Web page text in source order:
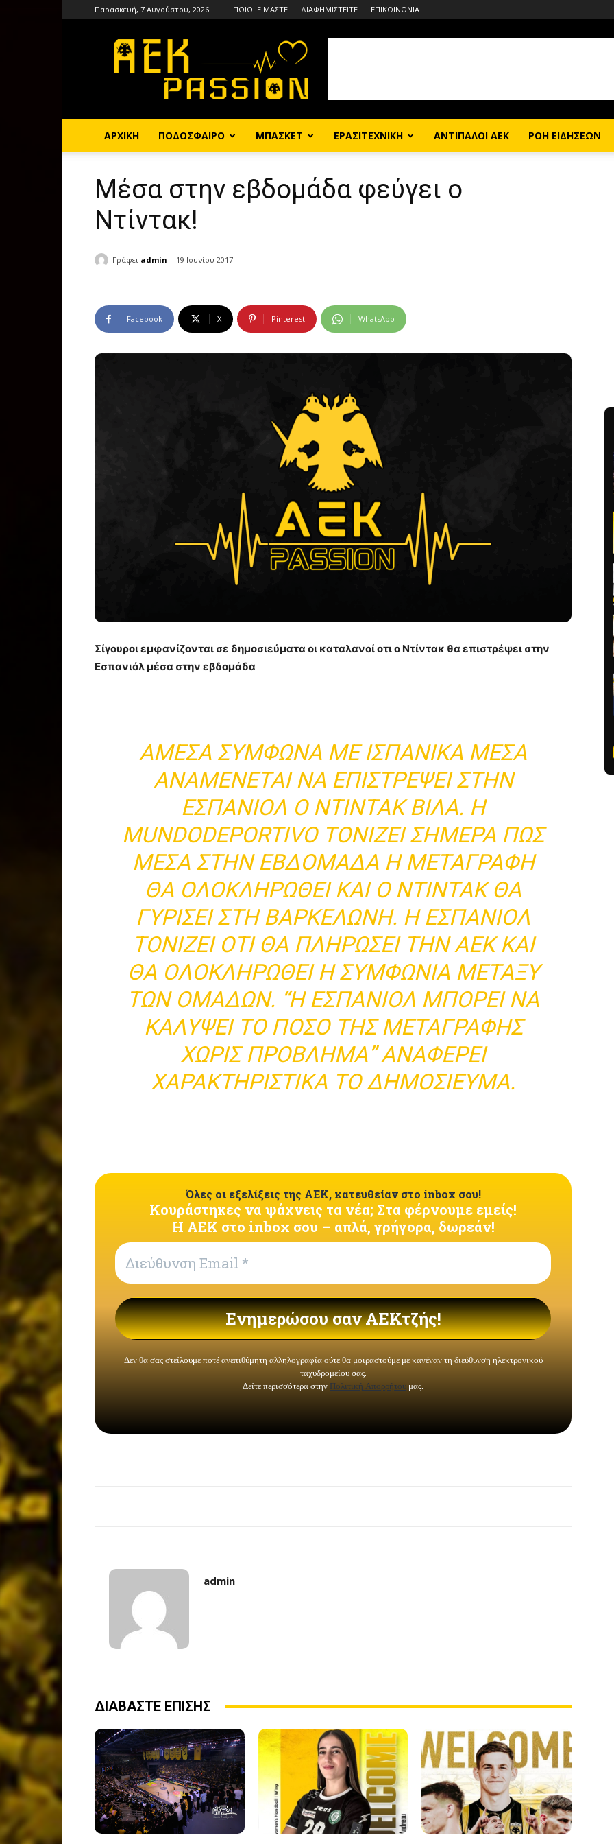
Παρασκευή, 7 Αυγούστου, 2026 ΠΟΙΟΙ ΕΙΜΑΣΤΕ ΔΙΑΦΗΜΙΣΤΕΙΤΕ ΕΠΙΚΟΙΝΩΝΙΑ
ΑΡΧΙΚΗ ΠΟΔΟΣΦΑΙΡΟ ΜΠΑΣΚΕΤ ΕΡΑΣΙΤΕΧΝΙΚΗ ΑΝΤΙΠΑΛΟΙ ΑΕΚ ΡΟΗ ΕΙΔΗΣΕΩΝ
Μέσα στην εβδομάδα φεύγει ο
Ντίντακ!
Γράφει admin 19 Ιουνίου 2017
Facebook X Pinterest WhatsApp
Σίγουροι εμφανίζονται σε δημοσιεύματα οι καταλανοί οτι ο Ντίντακ θα επιστρέψει στην
Εσπανιόλ μέσα στην εβδομάδα
ΆΜΕΣΑ ΣΎΜΦΩΝΑ ΜΕ ΙΣΠΑΝΙΚΆ ΜΈΣΑ
ΑΝΑΜΈΝΕΤΑΙ ΝΑ ΕΠΙΣΤΡΈΨΕΙ ΣΤΗΝ
ΕΣΠΑΝΙΌΛ Ο ΝΤΊΝΤΑΚ ΒΙΛΆ. Η
MUNDODEPORTIVO ΤΟΝΊΖΕΙ ΣΉΜΕΡΑ ΠΩΣ
ΜΈΣΑ ΣΤΗΝ ΕΒΔΟΜΆΔΑ Η ΜΕΤΑΓΡΑΦΉ
ΘΑ ΟΛΟΚΛΗΡΩΘΕΊ ΚΑΙ Ο ΝΤΊΝΤΑΚ ΘΑ
ΓΥΡΊΣΕΙ ΣΤΗ ΒΑΡΚΕΛΏΝΗ. Η ΕΣΠΑΝΙΌΛ
ΤΟΝΊΖΕΙ ΌΤΙ ΘΑ ΠΛΗΡΏΣΕΙ ΤΗΝ ΑΕΚ ΚΑΙ
ΘΑ ΟΛΟΚΛΗΡΩΘΕΊ Η ΣΥΜΦΩΝΊΑ ΜΕΤΑΞΎ
ΤΩΝ ΟΜΆΔΩΝ. “Η ΕΣΠΑΝΙΌΛ ΜΠΟΡΕΊ ΝΑ
ΚΑΛΎΨΕΙ ΤΟ ΠΟΣΌ ΤΗΣ ΜΕΤΑΓΡΑΦΉΣ
ΧΩΡΊΣ ΠΡΌΒΛΗΜΑ” ΑΝΑΦΈΡΕΙ
ΧΑΡΑΚΤΗΡΙΣΤΙΚΆ ΤΟ ΔΗΜΟΣΊΕΥΜΑ.
admin
ΔΙΑΒΑΣΤΕ ΕΠΙΣΗΣ